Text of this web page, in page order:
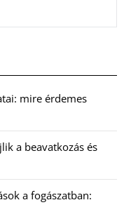
mire érdemes
a beavatkozás és
a fogászatban: